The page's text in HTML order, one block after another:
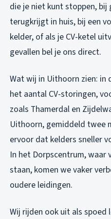
die je niet kunt stoppen,
terugkrijgt in huis, bij een
kelder, of als je CV-ketel
gevallen bel je ons direct.
Wat wij in Uithoorn zien: in
het aantal CV-storingen,
zoals Thamerdal en
Uithoorn, gemiddeld twee
ervoor dat kelders sneller
In het Dorpscentrum, waar
staan, komen we vaker
oudere leidingen.
Wij rijden ook uit als spoed